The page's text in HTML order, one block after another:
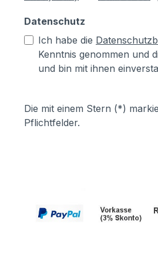
lösungsmittelfreie
auch
Polyesterpulver in
garantiert UV- und
Datenschutz
Ich habe die
Kenntnis genommen und
und bin mit ihnen
Die mit einem Stern (*)
Pflichtfelder.